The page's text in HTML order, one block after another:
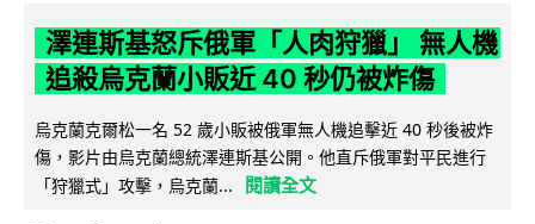
澤連斯基怒斥俄軍「人肉狩獵」 無人機
追殺烏克蘭小販近 40 秒仍被炸傷
烏克蘭克爾松一名 52 歲小販被俄軍無人機追擊近 40 秒後被炸
傷，影片由烏克蘭總統澤連斯基公開。他直斥俄軍對平民進行
「狩獵式」攻擊，烏克蘭...
閱讀全文